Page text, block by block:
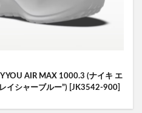
YOU AIR MAX 1000.3 (ナイキ エ
イシャーブルー”) [JK3542-900]